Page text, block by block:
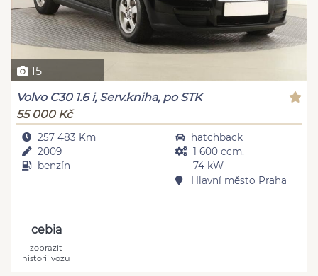
15
Volvo C30 1.6 i, Serv.kniha, po STK
55 000 Kč
257 483 Km
2009
benzín
hatchback
1 600 ccm,
74 kW
Hlavní město Praha
cebia
zobrazit
historii vozu